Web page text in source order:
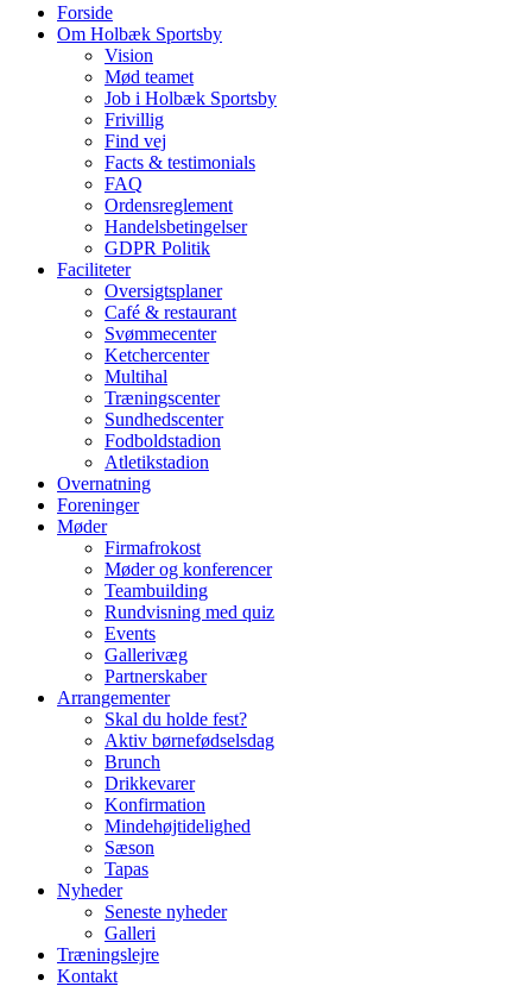
Forside
Om Holbæk Sportsby
Vision
Mød teamet
Job i Holbæk Sportsby
Frivillig
Find vej
Facts & testimonials
FAQ
Ordensreglement
Handelsbetingelser
GDPR Politik
Faciliteter
Oversigtsplaner
Café & restaurant
Svømmecenter
Ketchercenter
Multihal
Træningscenter
Sundhedscenter
Fodboldstadion
Atletikstadion
Overnatning
Foreninger
Møder
Firmafrokost
Møder og konferencer
Teambuilding
Rundvisning med quiz
Events
Gallerivæg
Partnerskaber
Arrangementer
Skal du holde fest?
Aktiv børnefødselsdag
Brunch
Drikkevarer
Konfirmation
Mindehøjtidelighed
Sæson
Tapas
Nyheder
Seneste nyheder
Galleri
Træningslejre
Kontakt